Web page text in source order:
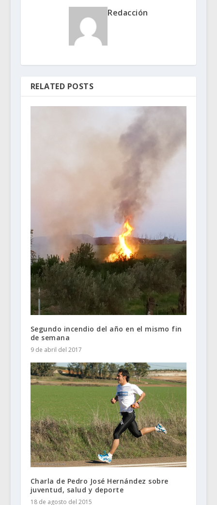
Redacción
RELATED POSTS
Segundo incendio del año en el mismo fin
de semana
9 de abril del 2017
Charla de Pedro José Hernández sobre
juventud, salud y deporte
18 de agosto del 2015